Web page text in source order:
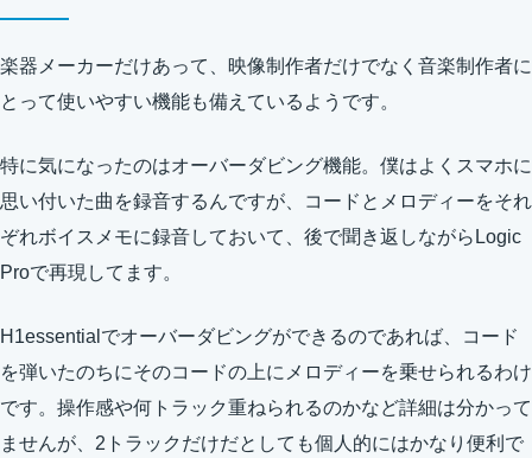
楽器メーカーだけあって、映像制作者だけでなく音楽制作者に
とって使いやすい機能も備えているようです。
特に気になったのはオーバーダビング機能。僕はよくスマホに
思い付いた曲を録音するんですが、コードとメロディーをそれ
ぞれボイスメモに録音しておいて、後で聞き返しながらLogic
Proで再現してます。
H1essentialでオーバーダビングができるのであれば、コード
を弾いたのちにそのコードの上にメロディーを乗せられるわけ
です。操作感や何トラック重ねられるのかなど詳細は分かって
ませんが、2トラックだけだとしても個人的にはかなり便利で